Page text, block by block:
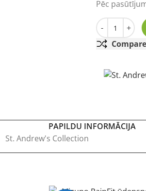
Pēc
-
ST +
Compare
PAPILDU INFORMĀCIJA
St. Andrew's Collection